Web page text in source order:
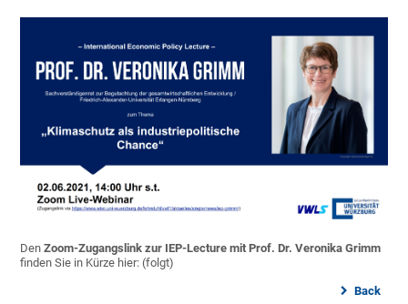
DenZoom-Zugangslink zur IEP-Lecture mit Prof. Dr. Veronika Grimm
finden Sie in Kürze hier: (folgt)
Back